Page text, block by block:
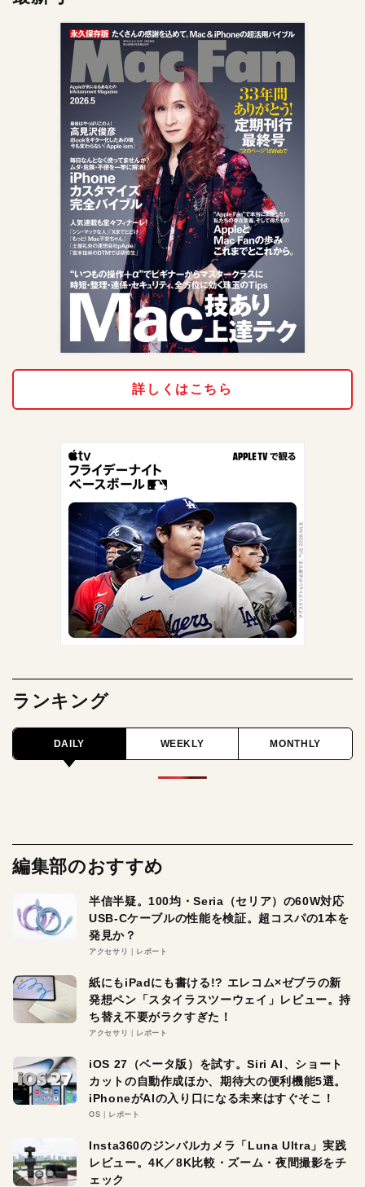
詳しくはこちら
ランキング
DAILY WEEKLY MONTHLY
編集部のおすすめ
半信半疑。100均・Seria（セリア）の60W対応
USB-Cケーブルの性能を検証。超コスパの1本を
発見か？
アクセサリ レポート
紙にもiPadにも書ける!? エレコム×ゼブラの新
発想ペン「スタイラスツーウェイ」レビュー。持
ち替え不要がラクすぎた！
アクセサリ レポート
iOS 27（ベータ版）を試す。Siri AI、ショート
カットの自動作成ほか、期待大の便利機能5選。
iPhoneがAIの入り口になる未来はすぐそこ！
OS レポート
Insta360のジンバルカメラ「Luna Ultra」実践
レビュー。4K／8K比較・ズーム・夜間撮影をチ
ェック